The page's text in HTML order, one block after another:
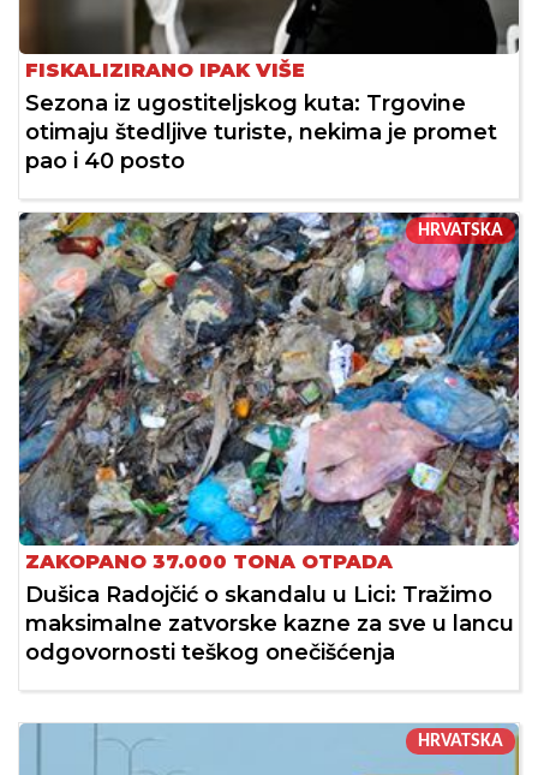
FISKALIZIRANO IPAK VIŠE
Sezona iz ugostiteljskog kuta: Trgovine
otimaju štedljive turiste, nekima je promet
pao i 40 posto
HRVATSKA
ZAKOPANO 37.000 TONA OTPADA
Dušica Radojčić o skandalu u Lici: Tražimo
maksimalne zatvorske kazne za sve u lancu
odgovornosti teškog onečišćenja
HRVATSKA